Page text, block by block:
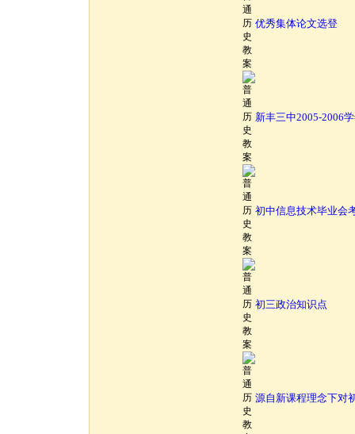
优秀集体论文选登
新丰三中2005-2006
初中信息技术毕业会
初三政治知识点
源自新课程理念下对